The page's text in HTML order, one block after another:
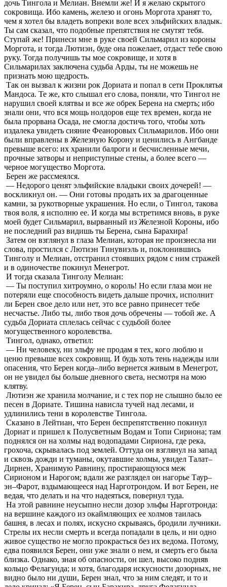
дочь Тингола и Мелиан. Внемли же! И я желаю скрытого
сокровища. Ибо камень, железо и огонь Моргота хранят то,
чем я хотел бы владеть вопреки воле всех эльфийских владык.
Ты сам сказал, что подобные препятствия не смутят тебя.
Ступай же! Принеси мне в руке своей Сильмарил из короны
Моргота, и тогда Лютиэн, буде она пожелает, отдаст тебе свою
руку. Тогда получишь ты мое сокровище, и хотя в
Сильмарилах заключена судьба Арды, ты не можешь не
признать мою щедрость.
Так он вызвал к жизни рок Дориата и попал в сети Проклятья
Мандоса. Те же, кто слышал его слова, поняли, что Тингол не
нарушил своей клятвы и все же обрек Берена на смерть; ибо
знали они, что вся мощь нолдоров еще тех времен, когда не
была прорвана Осада, не смогла достичь того, чтобы хоть
издалека увидеть сияние Феаноровых Сильмарилов. Ибо они
были вправлены в Железную Корону и ценились в Ангбанде
превыше всего: их хранили балроги и бесчисленные мечи,
прочные затворы и неприступные стены, а более всего —
черное могущество Моргота.
Берен же рассмеялся.
— Недорого ценят эльфийские владыки своих дочерей! —
воскликнул он. — Они готовы продать их за драгоценные
камни, за рукотворные украшения. Но если, о Тингол, такова
твоя воля, я исполню ее. И когда мы встретимся вновь, в руке
моей будет Сильмарил, вырванный из Железной Короны, ибо
не последний раз видишь ты Берена, сына Барахира!
Затем он взглянул в глаза Мелиан, которая не произнесла ни
слова, простился с Лютиэн Тинувиэль и, поклонившись
Тинголу и Мелиан, отстранил стоявших рядом с ним стражей
и в одиночестве покинул Менегрот.
И тогда сказала Тинголу Мелиан:
— Ты поступил хитроумно, о король! Но если глаза мои не
потеряли еще способность видеть дальше прочих, исполнит
ли Берен свое дело или нет, это все равно принесет тебе
несчастье. Либо ты, либо твоя дочь обречены — тобой же. А
судьба Дориата сплелась сейчас с судьбой более
могущественного королевства.
Тингол, однако, ответил:
— Ни человеку, ни эльфу не продам я тех, кого люблю и
ценю превыше всех сокровищ. И будь хоть тень надежды или
опасения, что Берен когда–либо вернется живым в Менегрот,
он не увидел бы больше дневного света, несмотря на мою
клятву.
Лютиэн же хранила молчание, и с тех пор не слышно было ее
песен в Дориате. Тишина нависла тучей над лесами, и
удлинились тени в королевстве Тингола.
Сказано в Лейтиан, что Берен беспрепятственно покинул
Дориат и пришел к Полусветным Водам и Топи Сириона; там
поднялся он на холмы над водопадами Сириона, где река,
грохоча, скрывалась под землей. Оттуда он взглянул на запад
и сквозь дожди и туманы, окутавшие холмы, увидел Талат–
Дирнен, Хранимую Равнину, простирающуюся меж
Сирионом и Нарогом; вдали же разглядел он нагорье Таур–
эн–Фарот, вздымающееся над Нарготрондом. И вот Берен, не
ведая, что делать и на что надеяться, повернул туда.
На этой равнине неусыпно несли дозор эльфы Нарготронда:
на вершине каждого из окаймляющих ее холмов таилась
башня, в лесах и полях, искусно скрываясь, бродили лучники.
Стрелы их несли смерть и всегда попадали в цель, и ни одно
живое существо не могло прокрасться без их ведома. Потому,
едва появился Берен, они уже знали о нем, и смерть его была
близка. Однако, зная об опасности, он шел, высоко подняв
кольцо Фелагунда; и хотя, благодаря искусности дозорных, не
видно было ни души, Берен знал, что за ним следят, и то и